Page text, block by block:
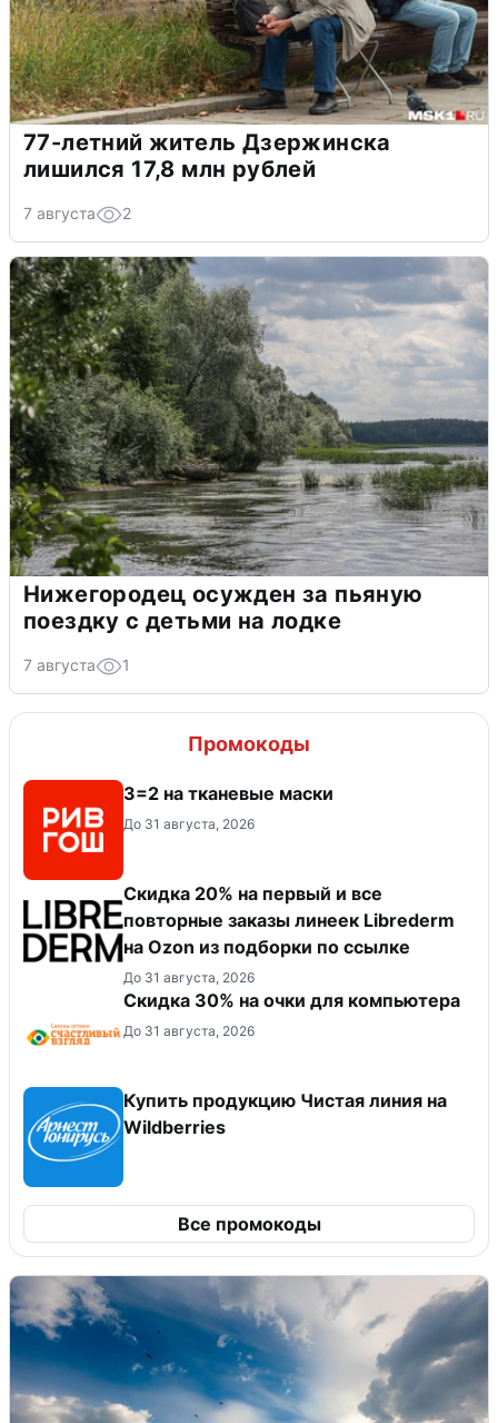
77-летний житель Дзержинска
лишился 17,8 млн рублей
7 августа 2
Нижегородец осужден за пьяную
поездку с детьми на лодке
7 августа 1
Промокоды
3=2 на тканевые маски
До 31 августа, 2026
Скидка 20% на первый и все
повторные заказы линеек Librederm
на Ozon из подборки по ссылке
До 31 августа, 2026
Скидка 30% на очки для компьютера
До 31 августа, 2026
Купить продукцию Чистая линия на
Wildberries
Все промокоды